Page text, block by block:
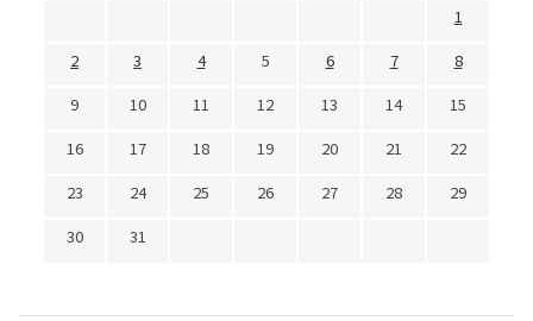
1
2
3 4 5 6 7
8
9
10 11 12 13 14
15
16
17 18 19 20 21
22
23
24 25 26 27 28
29
30
31